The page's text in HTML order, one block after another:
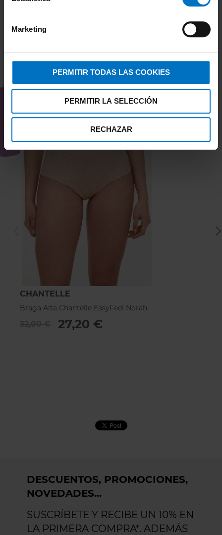
Marketing
PERMITIR TODAS LAS COOKIES
PERMITIR LA SELECCIÓN
RECHAZAR
TAMBIÉN TE PUEDE
INTERESAR
CHANTELLE
Braga Alta Chantelle EasyFeel Norah
27,20 €
DESCUENTOS, PROMOCIONES,
NOVEDADES...
SUSCRÍBETE Y RECIBE UN 10% EN
LA PRIMERA COMPRA*. ADEMÁS